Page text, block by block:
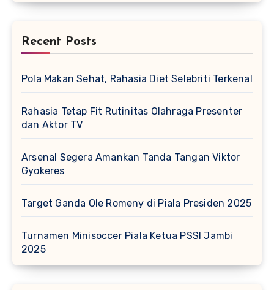
Recent Posts
Pola Makan Sehat, Rahasia Diet Selebriti Terkenal
Rahasia Tetap Fit Rutinitas Olahraga Presenter
dan Aktor TV
Arsenal Segera Amankan Tanda Tangan Viktor
Gyokeres
Target Ganda Ole Romeny di Piala Presiden 2025
Turnamen Minisoccer Piala Ketua PSSI Jambi
2025